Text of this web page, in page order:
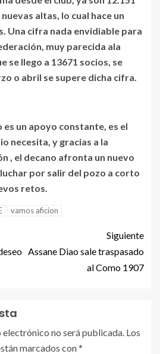
altas, lo cual hace un
Una cifra nada envidiable para
muy parecida ala
se llego a 13671 socios, se
o abril se supere dicha cifra.
es un apoyo constante, es el
necesita, y gracias a la
, el decano afronta un nuevo
por salir del pozo a corto
retos.
vamos aficion
Siguiente
Assane Diao sale traspasado
al Como 1907
no será publicada. Los
marcados con*